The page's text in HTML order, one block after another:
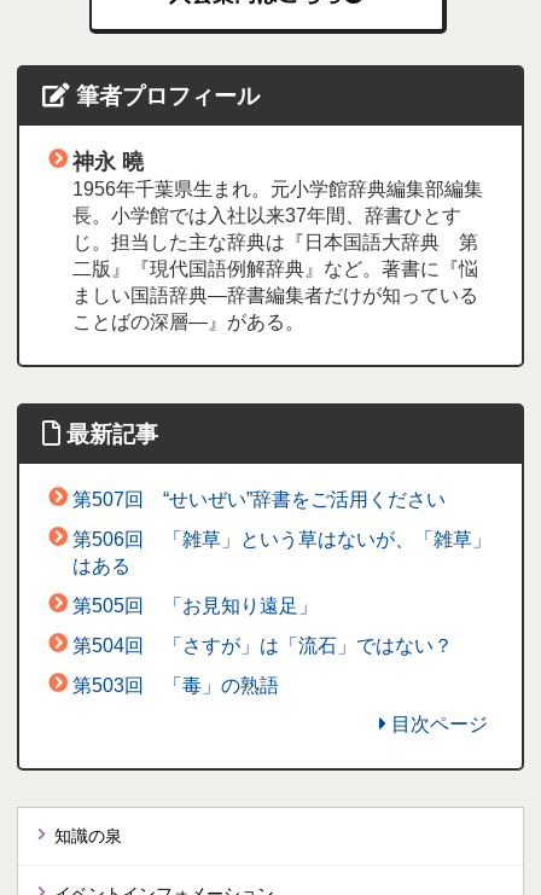
筆者プロフィール
神永 曉
1956年千葉県生まれ。元小学館辞典編集部編集
長。小学館では入社以来37年間、辞書ひとす
じ。担当した主な辞典は『日本国語大辞典 第
二版』『現代国語例解辞典』など。著書に『悩
ましい国語辞典―辞書編集者だけが知っている
ことばの深層―』がある。
最新記事
第507回 “せいぜい”辞書をご活用ください
第506回 「雑草」という草はないが、「雑草」
はある
第505回 「お見知り遠足」
第504回 「さすが」は「流石」ではない？
第503回 「毒」の熟語
目次ページ
知識の泉